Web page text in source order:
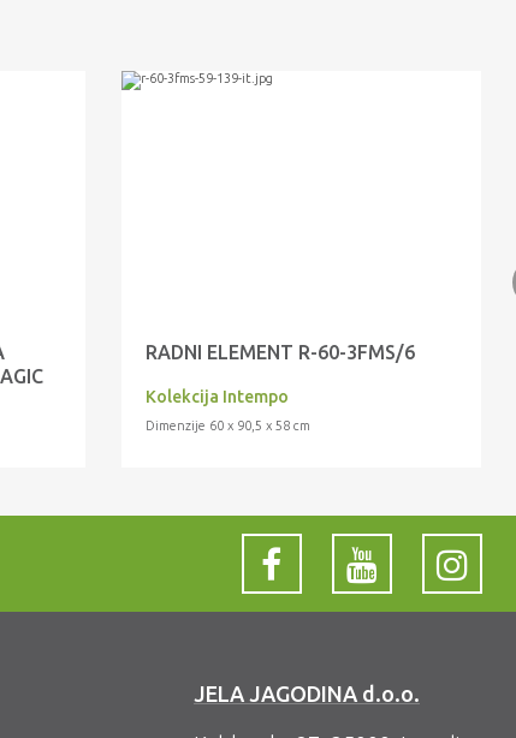
RADNI ELEMENT R-60-3FMS/6
Kolekcija Intempo
Dimenzije 60 x 90,5 x 58 cm
JELA JAGODINA d.o.o.